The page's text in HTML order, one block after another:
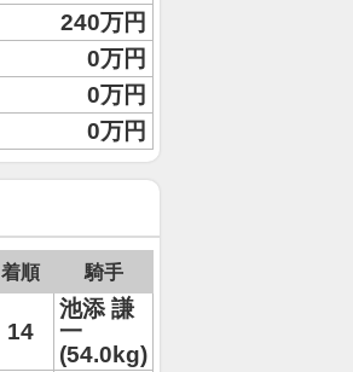
240万円
0万円
0万円
0万円
着順 騎手
14
池添 謙
一
(54.0kg)